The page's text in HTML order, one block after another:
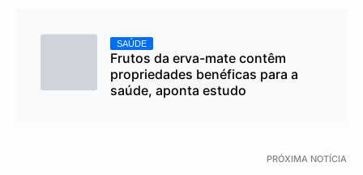
SAÚDE
Frutos da erva-mate contêm
propriedades benéficas para a
saúde, aponta estudo
PRÓXIMA NOTÍCIA